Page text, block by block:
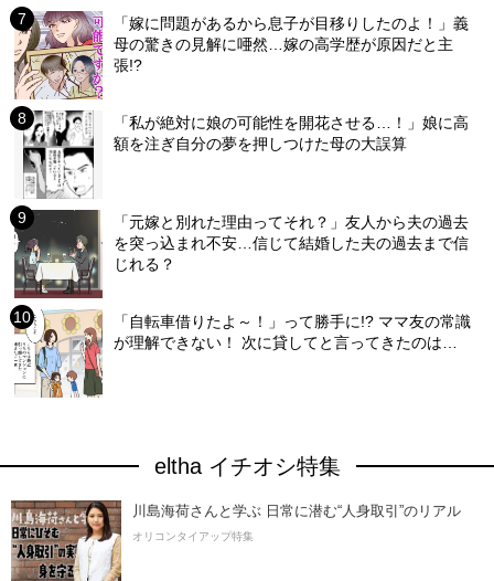
「嫁に問題があるから息子が目移りしたのよ！」義
母の驚きの見解に唖然…嫁の高学歴が原因だと主
張!?
「私が絶対に娘の可能性を開花させる…！」娘に高
額を注ぎ自分の夢を押しつけた母の大誤算
「元嫁と別れた理由ってそれ？」友人から夫の過去
を突っ込まれ不安…信じて結婚した夫の過去まで信
じれる？
「自転車借りたよ～！」って勝手に!? ママ友の常識
が理解できない！ 次に貸してと言ってきたのは…
eltha イチオシ特集
川島海荷さんと学ぶ 日常に潜む“人身取引”のリアル
オリコンタイアップ特集